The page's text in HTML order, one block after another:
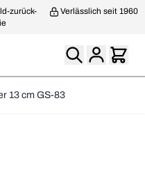
zurück-
Verlässlich seit 1960
13 cm GS-83